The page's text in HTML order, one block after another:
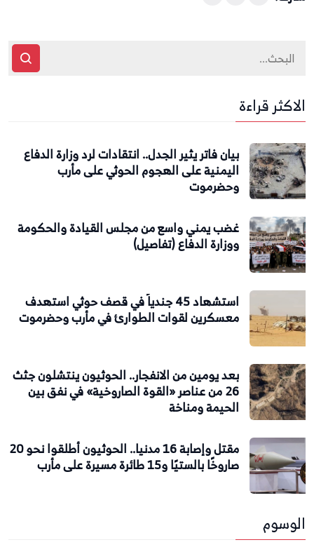
الاكثر قراءة
بيان فاتر يثير الجدل.. انتقادات لرد وزارة الدفاع
اليمنية على الهجوم الحوثي على مأرب
وحضرموت
غضب يمني واسع من مجلس القيادة والحكومة
ووزارة الدفاع (تفاصيل)
استشهاد 45 جندياً في قصف حوثي استهدف
معسكرين لقوات الطوارئ في مأرب وحضرموت
بعد يومين من الانفجار.. الحوثيون ينتشلون جثث
26 من عناصر «القوة الصاروخية» في نفق بين
الحيمة ومناخة
مقتل وإصابة 16 مدنيا.. الحوثيون أطلقوا نحو 20
صاروخًا بالستيًا و15 طائرة مسيرة على مأرب
الوسوم